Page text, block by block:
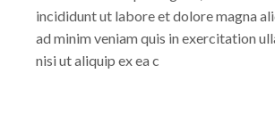
incididunt ut labore et dolore magna
ad minim veniam quis in exercitation
nisi ut aliquip ex ea c